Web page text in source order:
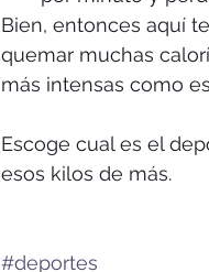
Bien, entonces aquí
quemar muchas
más intensas como
Escoge cual es el
esos kilos de más.
#deportes